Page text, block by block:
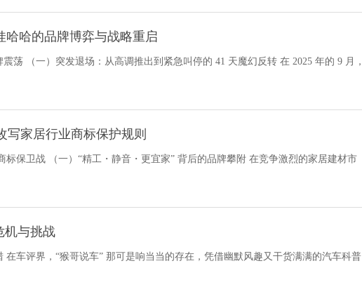
哈哈的品牌博弈与战略重启
荡 （一）突发退场：从高调推出到紧急叫停的 41 天魔幻反转 在 2025 年的 9 月，
写家居行业商标保护规则
标保卫战 （一）“精工・静音・更宜家” 背后的品牌攀附 在竞争激烈的家居建材市
机与挑战
在车评界，“猴哥说车” 那可是响当当的存在，凭借幽默风趣又干货满满的汽车科普